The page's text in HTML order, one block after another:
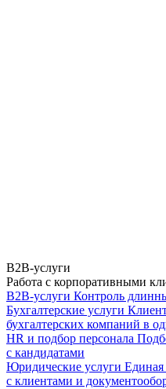
B2B-услуги
Работа с корпоративными
B2B-услуги Контроль
Бухгалтерские услуги
бухгалтерских компаний в
HR и подбор персонала
с кандидатами
Юридические услуги Единая
с клиентами и